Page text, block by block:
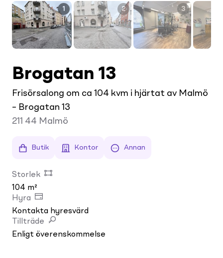
1 2 3
Brogatan 13
Frisörsalong om ca 104 kvm i hjärtat av Malmö
– Brogatan 13
211 44 Malmö
Butik Kontor Annan
Storlek
104 m²
Hyra
Kontakta hyresvärd
Tillträde
Enligt överenskommelse